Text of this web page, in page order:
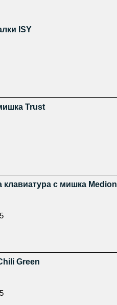
ISY
Trust
клавиатура с мишка Medion
Green